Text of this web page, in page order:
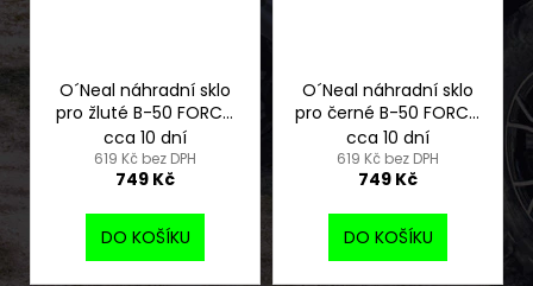
O´Neal náhradní sklo
pro žluté B-50 FORCE,
čiré
cca 10 dní
619 Kč bez DPH
749 Kč
DO KOŠÍKU
O´Neal náhradní sklo
pro černé B-50 FORCE,
žluté
cca 10 dní
619 Kč bez DPH
749 Kč
DO KOŠÍKU